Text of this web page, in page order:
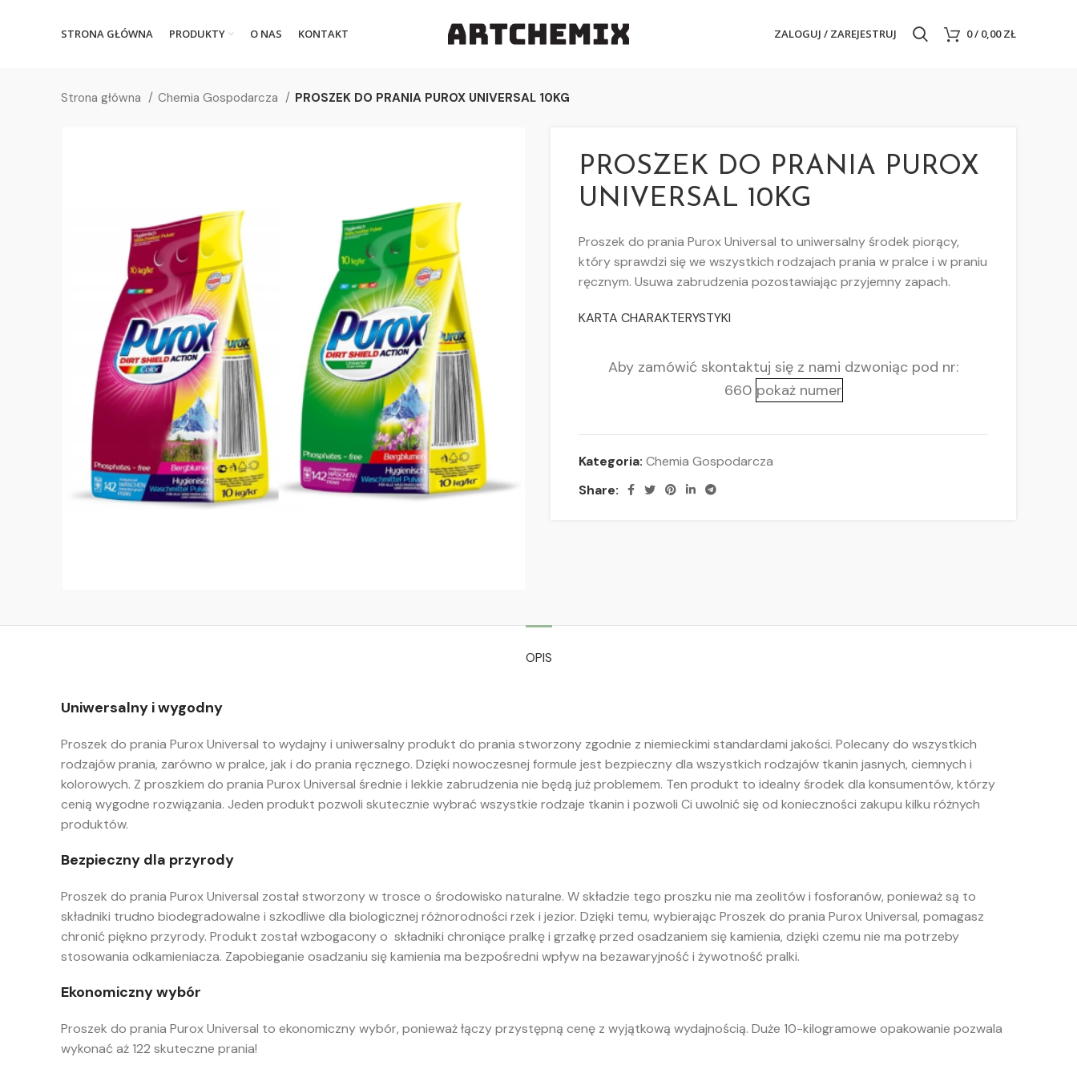
STRONA GŁÓWNA PRODUKTY O NAS KONTAKT ZALOGUJ / ZAREJESTRUJ 0/ 0,00ZŁ
Strona główna Chemia Gospodarcza PROSZEK DO PRANIA PUROX UNIVERSAL 10KG
PROSZEK DO PRANIA PUROX
UNIVERSAL 10KG
Proszek do prania Purox Universal to uniwersalny środek piorący,
który sprawdzi się we wszystkich rodzajach prania w pralce i w praniu
ręcznym. Usuwa zabrudzenia pozostawiając przyjemny zapach.
KARTA CHARAKTERYSTYKI
Aby zamówić skontaktuj się z nami dzwoniąc pod nr:
660 pokaż numer
Kategoria: Chemia Gospodarcza
Share:
OPIS
Uniwersalny i wygodny
Proszek do prania Purox Universal to wydajny i uniwersalny produkt do prania stworzony zgodnie z niemieckimi standardami jakości. Polecany do wszystkich
rodzajów prania, zarówno w pralce, jak i do prania ręcznego. Dzięki nowoczesnej formule jest bezpieczny dla wszystkich rodzajów tkanin jasnych, ciemnych i
kolorowych. Z proszkiem do prania Purox Universal średnie i lekkie zabrudzenia nie będą już problemem. Ten produkt to idealny środek dla konsumentów, którzy
cenią wygodne rozwiązania. Jeden produkt pozwoli skutecznie wybrać wszystkie rodzaje tkanin i pozwoli Ci uwolnić się od konieczności zakupu kilku różnych
produktów.
Bezpieczny dla przyrody
Proszek do prania Purox Universal został stworzony w trosce o środowisko naturalne. W składzie tego proszku nie ma zeolitów i fosforanów, ponieważ są to
składniki trudno biodegradowalne i szkodliwe dla biologicznej różnorodności rzek i jezior. Dzięki temu, wybierając Proszek do prania Purox Universal, pomagasz
chronić piękno przyrody. Produkt został wzbogacony o składniki chroniące pralkę i grzałkę przed osadzaniem się kamienia, dzięki czemu nie ma potrzeby
stosowania odkamieniacza. Zapobieganie osadzaniu się kamienia ma bezpośredni wpływ na bezawaryjność i żywotność pralki.
Ekonomiczny wybór
Proszek do prania Purox Universal to ekonomiczny wybór, ponieważ łączy przystępną cenę z wyjątkową wydajnością. Duże 10-kilogramowe opakowanie pozwala
wykonać aż 122 skuteczne prania!